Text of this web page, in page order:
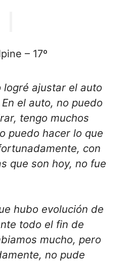
– 17º
logré ajustar el auto
el auto, no puedo
tengo muchos
puedo hacer lo que
con
que son hoy, no fue
hubo evolución de
todo el fin de
mucho, pero
no pude